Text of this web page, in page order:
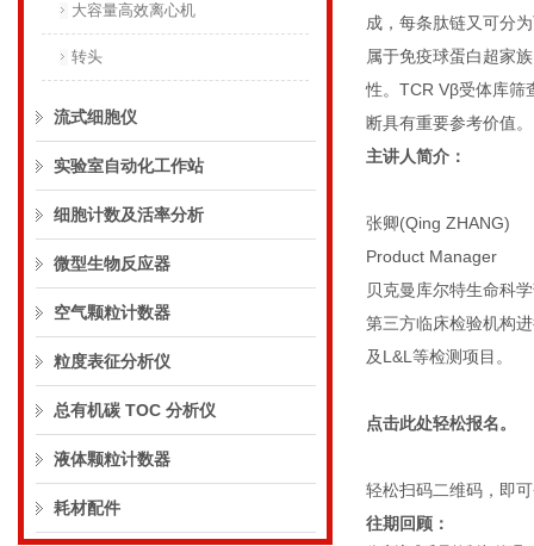
大容量高效离心机
转头
流式细胞仪
实验室自动化工作站
细胞计数及活率分析
微型生物反应器
空气颗粒计数器
粒度表征分析仪
总有机碳 TOC 分析仪
液体颗粒计数器
耗材配件
成，每条肽链又可分
属于免疫球蛋白超家
性。TCR Vβ受体库筛
断具有重要参考价值。
主讲人简介：
张卿(Qing ZHANG)
Product Manager
贝克曼库尔特生命科
第三方临床检验机构
及L&L等检测项目。
点击此处轻松报名。
轻松扫码二维码，即
往期回顾：